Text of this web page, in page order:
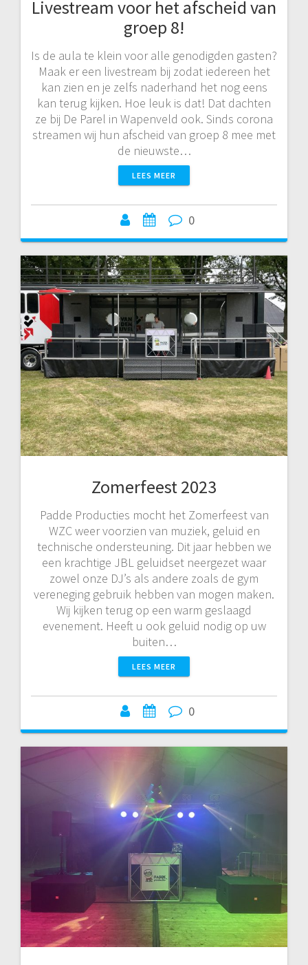
Livestream voor het afscheid van
groep 8!
Is de aula te klein voor alle genodigden gasten?
Maak er een livestream bij zodat iedereen het
kan zien en je zelfs naderhand het nog eens
kan terug kijken. Hoe leuk is dat! Dat dachten
ze bij De Parel in Wapenveld ook. Sinds corona
streamen wij hun afscheid van groep 8 mee met
de nieuwste…
LEES MEER
0
Zomerfeest 2023
Padde Producties mocht het Zomerfeest van
WZC weer voorzien van muziek, geluid en
technische ondersteuning. Dit jaar hebben we
een krachtige JBL geluidset neergezet waar
zowel onze DJ’s als andere zoals de gym
vereneging gebruik hebben van mogen maken.
Wij kijken terug op een warm geslaagd
evenement. Heeft u ook geluid nodig op uw
buiten…
LEES MEER
0